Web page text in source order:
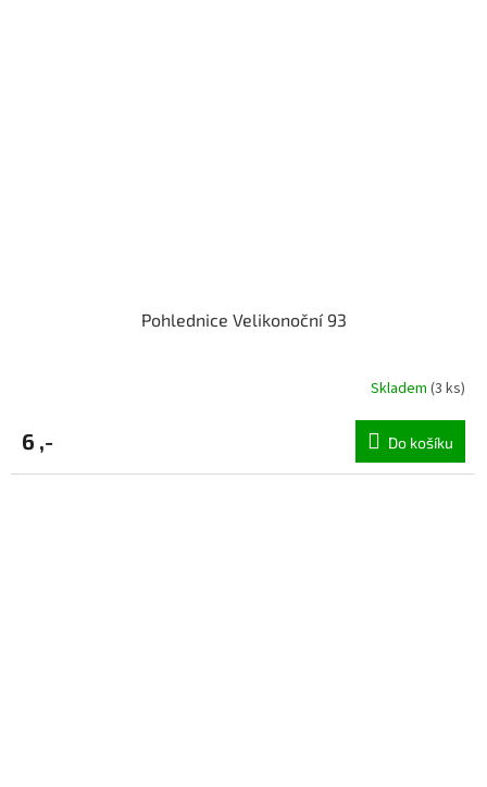
Pohlednice Velikonoční 93
Skladem (3 ks)
6 ,- Do košíku